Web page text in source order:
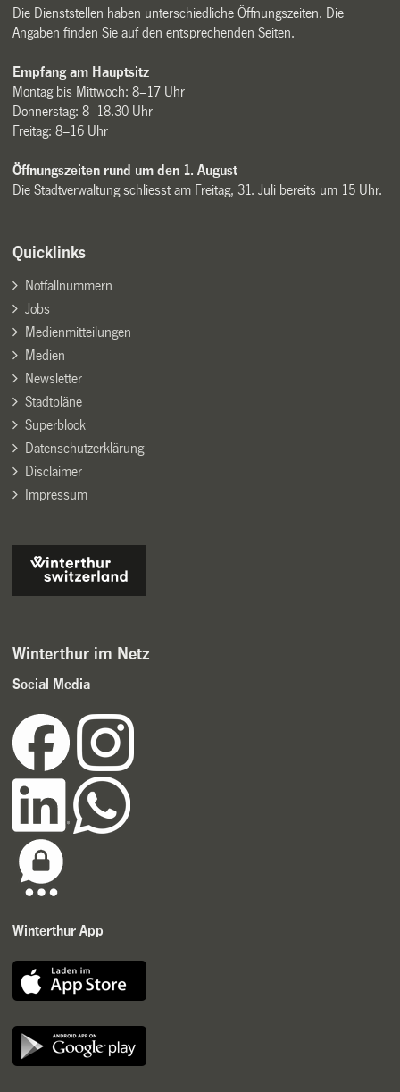
Die Dienststellen haben unterschiedliche Öffnungszeiten. Die
Angaben finden Sie auf den entsprechenden Seiten.
Empfang am Hauptsitz
Montag bis Mittwoch: 8–17 Uhr
Donnerstag: 8–18.30 Uhr
Freitag: 8–16 Uhr
Öffnungszeiten rund um den 1. August
Die Stadtverwaltung schliesst am Freitag, 31. Juli bereits um 15 Uhr.
Quicklinks
Notfallnummern
Jobs
Medienmitteilungen
Medien
Newsletter
Stadtpläne
Superblock
Datenschutzerklärung
Disclaimer
Impressum
Winterthur im Netz
Social Media
Winterthur App